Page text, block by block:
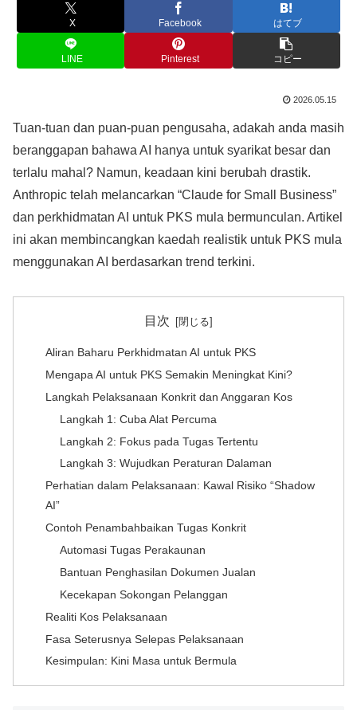
X Facebook はてブ
LINE Pinterest コピー
2026.05.15
Tuan-tuan dan puan-puan pengusaha, adakah anda masih
beranggapan bahawa AI hanya untuk syarikat besar dan
terlalu mahal? Namun, keadaan kini berubah drastik.
Anthropic telah melancarkan “Claude for Small Business”
dan perkhidmatan AI untuk PKS mula bermunculan. Artikel
ini akan membincangkan kaedah realistik untuk PKS mula
menggunakan AI berdasarkan trend terkini.
目次
Aliran Baharu Perkhidmatan AI untuk PKS
Mengapa AI untuk PKS Semakin Meningkat Kini?
Langkah Pelaksanaan Konkrit dan Anggaran Kos
Langkah 1: Cuba Alat Percuma
Langkah 2: Fokus pada Tugas Tertentu
Langkah 3: Wujudkan Peraturan Dalaman
Perhatian dalam Pelaksanaan: Kawal Risiko “Shadow
AI”
Contoh Penambahbaikan Tugas Konkrit
Automasi Tugas Perakaunan
Bantuan Penghasilan Dokumen Jualan
Kecekapan Sokongan Pelanggan
Realiti Kos Pelaksanaan
Fasa Seterusnya Selepas Pelaksanaan
Kesimpulan: Kini Masa untuk Bermula